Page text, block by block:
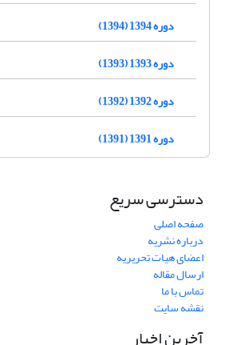
دوره 1394 (1394)
دوره 1393 (1393)
دوره 1392 (1392)
دوره 1391 (1391)
دسترسی سریع
صفحه اصلی
درباره نشریه
اعضای هیات تحریریه
ارسال مقاله
تماس با ما
نقشه سایت
آخرین اخبار